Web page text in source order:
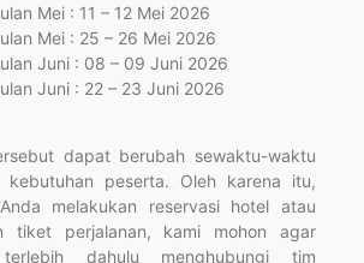
Mei : 11 – 12 Mei 2026
Mei : 25 – 26 Mei 2026
Juni : 08 – 09 Juni 2026
Juni : 22 – 23 Juni 2026
dapat berubah sewaktu-waktu
kebutuhan peserta. Oleh karena itu,
melakukan reservasi hotel atau
tiket perjalanan, kami mohon agar
dahulu menghubungi tim